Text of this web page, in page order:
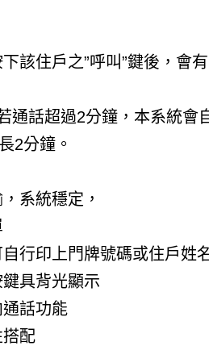
該住戶之”呼叫”鍵後，會
通話超過2分鐘，本系統會
2分鐘。
系統穩定，
行印上門牌號碼或住戶姓
具背光顯示
話功能
配